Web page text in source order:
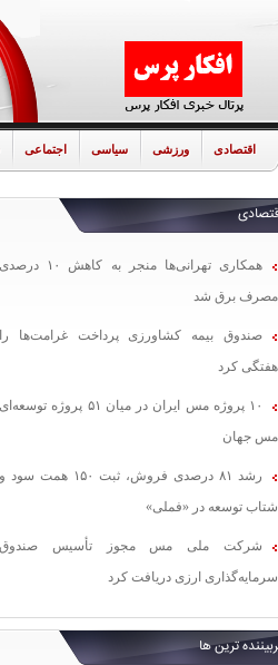
اقتصادی ورزشی سیاسی اجتماعی
همکاری تهرانی‌ها منجر به کاهش ۱۰ درصدی
مصرف برق شد
صندوق بیمه کشاورزی پرداخت غرامت‌ها را
هفتگی کرد
۱۰ پروژه مس ایران در میان ۵۱ پروژه توسعه‌ای
مس جهان
رشد ۸۱ درصدی فروش، ثبت ۱۵۰ همت سود و
شتاب توسعه در «فملی»
شرکت ملی مس مجوز تأسیس صندوق
سرمایه‌گذاری ارزی دریافت کرد
ترین ها